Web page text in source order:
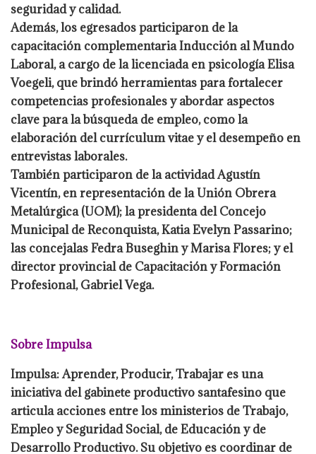
seguridad y calidad.
Además, los egresados participaron de la
capacitación complementaria Inducción al Mundo
Laboral, a cargo de la licenciada en psicología Elisa
Voegeli, que brindó herramientas para fortalecer
competencias profesionales y abordar aspectos
clave para la búsqueda de empleo, como la
elaboración del currículum vitae y el desempeño en
entrevistas laborales.
También participaron de la actividad Agustín
Vicentín, en representación de la Unión Obrera
Metalúrgica (UOM); la presidenta del Concejo
Municipal de Reconquista, Katia Evelyn Passarino;
las concejalas Fedra Buseghin y Marisa Flores; y el
director provincial de Capacitación y Formación
Profesional, Gabriel Vega.
Sobre Impulsa
Impulsa: Aprender, Producir, Trabajar es una
iniciativa del gabinete productivo santafesino que
articula acciones entre los ministerios de Trabajo,
Empleo y Seguridad Social, de Educación y de
Desarrollo Productivo. Su objetivo es coordinar de